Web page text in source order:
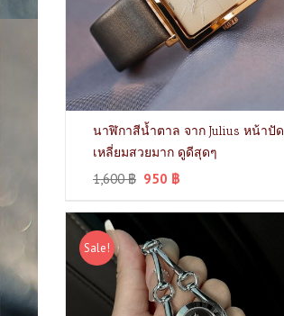
นาฬิกาสีน้ำตาล จาก Julius หน้าปัด
เหลี่ยมสวยมาก ดูดีสุดๆ
1,600฿ 950 ฿
Sale!